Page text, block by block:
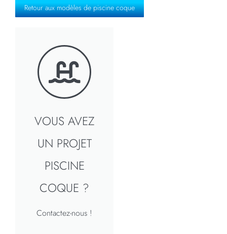
Retour aux modèles de piscine coque
VOUS AVEZ
UN PROJET
PISCINE
COQUE ?
Contactez-nous !